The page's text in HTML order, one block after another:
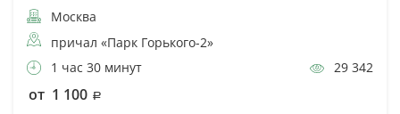
Москва
причал «Парк Горького-2»
1 час 30 минут
29 342
от 1 100